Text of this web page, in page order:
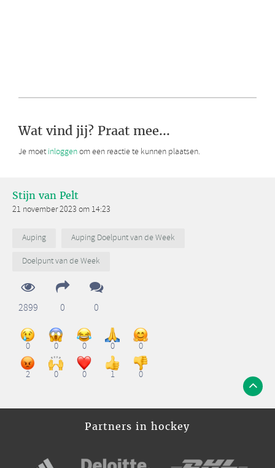
Wat vind jij? Praat mee...
Je moet inloggenom een reactie te kunnen plaatsen.
Stijn van Pelt
21 november 2023 om 14:23
Auping
Auping Doelpunt van de Week
Doelpunt van de Week
2899 0 0
0 0 0 0 0
2 0 0 1 0
Partners in hockey